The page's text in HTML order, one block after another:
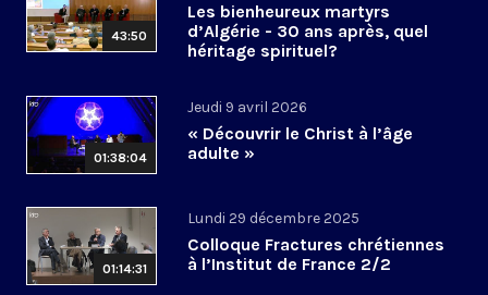
43:50
Les bienheureux martyrs
d’Algérie - 30 ans après, quel
héritage spirituel?
01:38:04
Jeudi 9 avril 2026
« Découvrir le Christ à l’âge
adulte »
01:14:31
Lundi 29 décembre 2025
Colloque Fractures chrétiennes
à l’Institut de France 2/2